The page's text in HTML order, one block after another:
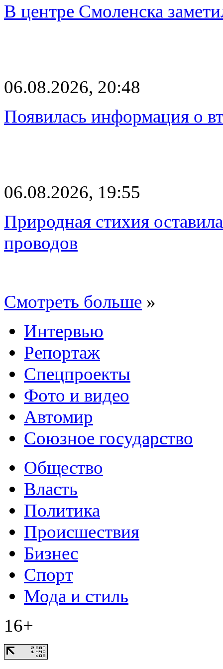
В центре Смоленска
06.08.2026, 20:48
Появилась информация о
06.08.2026, 19:55
Природная стихия
проводов
Смотреть больше »
Интервью
Репортаж
Спецпроекты
Фото и видео
Автомир
Союзное государство
Общество
Власть
Политика
Происшествия
Бизнес
Спорт
Мода и стиль
16+